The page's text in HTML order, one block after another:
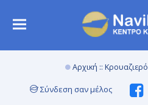
Αρχική ::
Σύνδεση σαν μέλος